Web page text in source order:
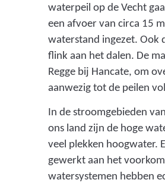
e
z
i
c
h
b
e
z
i
waterpeil op de Vecht
een afvoer van circa 15 m
waterstand ingezet. Ook
flink aan het dalen. De
Regge bij Hancate, om
aanwezig tot de peilen
In de stroomgebieden
ons land zijn de hoge
veel plekken hoogwater.
gewerkt aan het
watersystemen hebben